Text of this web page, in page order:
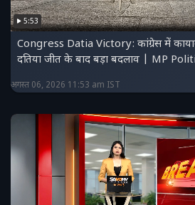
5:53
Congress Datia Victory: कांग्रेस में
दतिया जीत के बाद बड़ा बदलाव | MP
अगस्त 06, 2026 11:53 am IST